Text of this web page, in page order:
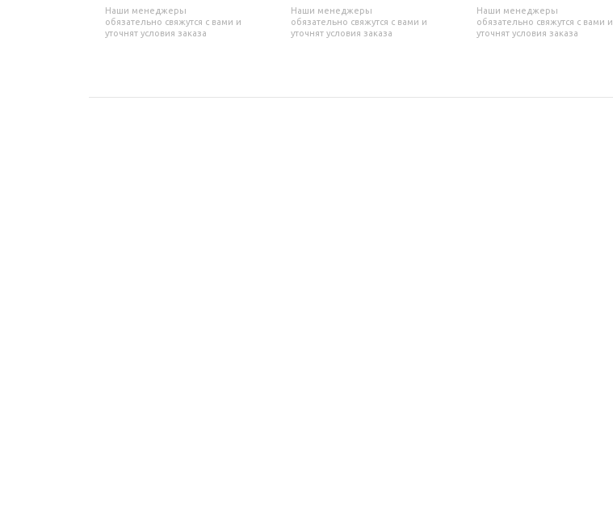
Наши менеджеры
обязательно свяжутся с вами и
уточнят условия заказа
Наши менеджеры
обязательно свяжутся с вами и
уточнят условия заказа
Наши менеджеры
обязательно свяжутся с вами и
уточнят условия заказа